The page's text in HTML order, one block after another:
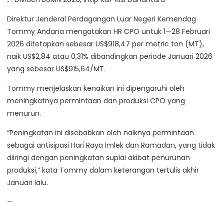
Direktur Jenderal Perdagangan Luar Negeri Kemendag
Tommy Andana mengatakan HR CPO untuk 1—28 Februari
2026 ditetapkan sebesar US$918,47 per metric ton (MT),
naik US$2,84 atau 0,31% dibandingkan periode Januari 2026
yang sebesar US$915,64/MT.
Tommy menjelaskan kenaikan ini dipengaruhi oleh
meningkatnya permintaan dan produksi CPO yang
menurun.
“Peningkatan ini disebabkan oleh naiknya permintaan
sebagai antisipasi Hari Raya Imlek dan Ramadan, yang tidak
diiringi dengan peningkatan suplai akibat penurunan
produksi,” kata Tommy dalam keterangan tertulis akhir
Januari lalu.
—